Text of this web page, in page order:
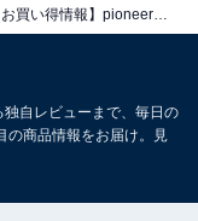
B 10.2イ
自レビューまで、毎日の
の商品情報をお届け。見